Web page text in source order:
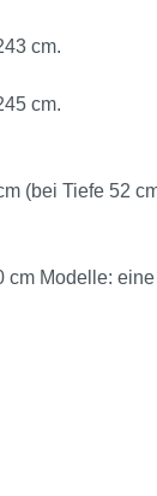
cm.
cm.
(bei Tiefe 52
cm Modelle: